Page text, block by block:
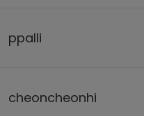
ppalli
cheoncheonhi